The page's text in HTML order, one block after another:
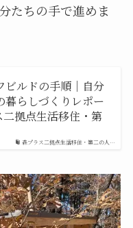
たちの手で進めま
森プラス二拠点生活移住・第二の人…
ビルドの手順｜自分
暮らしづくりレポー
二拠点生活移住・第